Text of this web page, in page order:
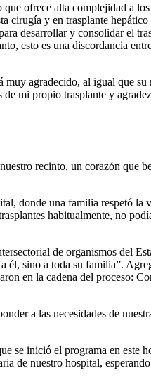
ofrece alta complejidad a
cirugía y en trasplante
desarrollar y consolidar el
esto es una discordancia
agradecido, al igual que su
mi propio trasplante y
recinto, un corazón que
donde una familia respetó la
habitualmente, no
de organismos del
sino a toda su familia”.
en la cadena del proceso:
a las necesidades de
se inició el programa en este
de nuestro hospital,